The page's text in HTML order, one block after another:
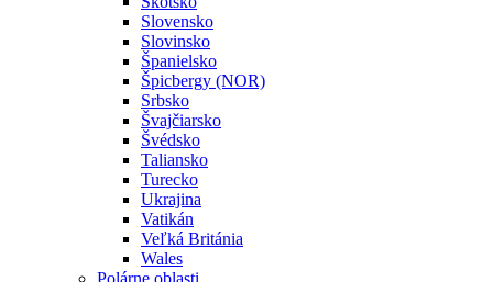
Slovensko
Slovinsko
Španielsko
Špicbergy (NOR)
Srbsko
Švajčiarsko
Švédsko
Taliansko
Turecko
Ukrajina
Vatikán
Veľká Británia
Wales
Polárne oblasti